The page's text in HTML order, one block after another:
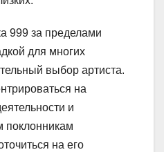
999 за пределами
для многих
выбор артиста.
на
и
поклонникам
на его